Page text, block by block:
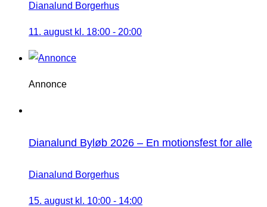
Dianalund Borgerhus
11. august kl. 18:00 - 20:00
Annonce
Dianalund Byløb 2026 – En motionsfest for alle
Dianalund Borgerhus
15. august kl. 10:00 - 14:00